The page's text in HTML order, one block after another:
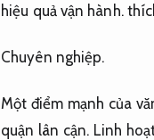
hiệu quả vận hành.
Chuyên nghiệp.
Một điểm mạnh của
quận lân cận. Linh